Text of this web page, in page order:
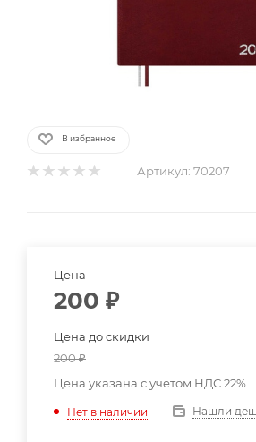
В избранное
Артикул: 70207
Цена
200 ₽
Цена до скидки
200₽
Цена указана с учетом НДС 22%
Нет в наличии Нашли